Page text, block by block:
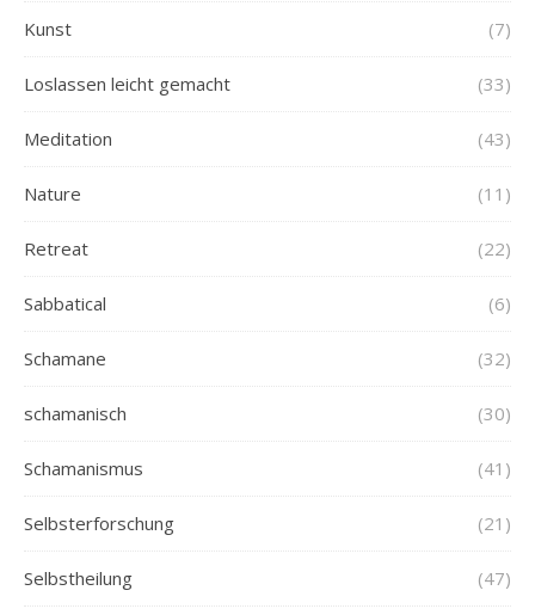
Kunst (7)
Loslassen leicht gemacht (33)
Meditation (43)
Nature (11)
Retreat (22)
Sabbatical (6)
Schamane (32)
schamanisch (30)
Schamanismus (41)
Selbsterforschung (21)
Selbstheilung (47)